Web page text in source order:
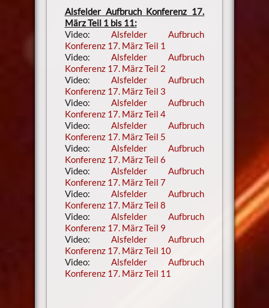
Alsfelder Aufbruch Konferenz 17.
März Teil 1 bis 11:
Video: Alsfelder Aufbruch
Konferenz 17. März Teil 1
Video: Alsfelder Aufbruch
Konferenz 17. März Teil 2
Video: Alsfelder Aufbruch
Konferenz 17. März Teil 3
Video: Alsfelder Aufbruch
Konferenz 17. März Teil 4
Video: Alsfelder Aufbruch
Konferenz 17. März Teil 5
Video: Alsfelder Aufbruch
Konferenz 17. März Teil 6
Video: Alsfelder Aufbruch
Konferenz 17. März Teil 7
Video: Alsfelder Aufbruch
Konferenz 17. März Teil 8
Video: Alsfelder Aufbruch
Konferenz 17. März Teil 9
Video: Alsfelder Aufbruch
Konferenz 17. März Teil 10
Video: Alsfelder Aufbruch
Konferenz 17. März Teil 11